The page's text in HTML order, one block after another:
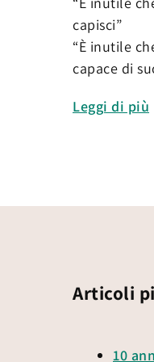
capisci”
“È inutile
capace di
Leggi di più
Articoli
10